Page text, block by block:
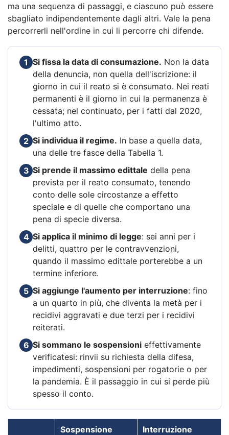
ma una sequenza di passaggi, e ciascuno può essere
sbagliato indipendentemente dagli altri. Vale la pena
percorrerli nell'ordine in cui li percorre chi difende.
1 Si fissa la data di consumazione. Non la data
della denuncia, non quella dell'iscrizione: il
giorno in cui il reato si è consumato. Nei reati
permanenti è il giorno in cui la permanenza è
cessata; nel continuato, per i fatti dal 2020,
l'ultimo atto.
2 Si individua il regime. In base a quella data,
una delle tre fasce della Tabella 1.
3 Si prende il massimo edittale della pena
prevista per il reato consumato, tenendo
conto delle sole circostanze a effetto
speciale e di quelle che comportano una
pena di specie diversa.
4 Si applica il minimo di legge: sei anni per i
delitti, quattro per le contravvenzioni,
quando il massimo edittale porterebbe a un
termine inferiore.
5 Si aggiunge l'aumento per interruzione: fino
a un quarto in più, che diventa la metà per i
recidivi aggravati e due terzi per i recidivi
reiterati.
6 Si sommano le sospensioni effettivamente
verificatesi: rinvii su richiesta della difesa,
impedimenti, sospensioni per rogatorie o per
la pandemia. È il passaggio in cui si perde più
spesso il conto.
Sospensione Interruzione